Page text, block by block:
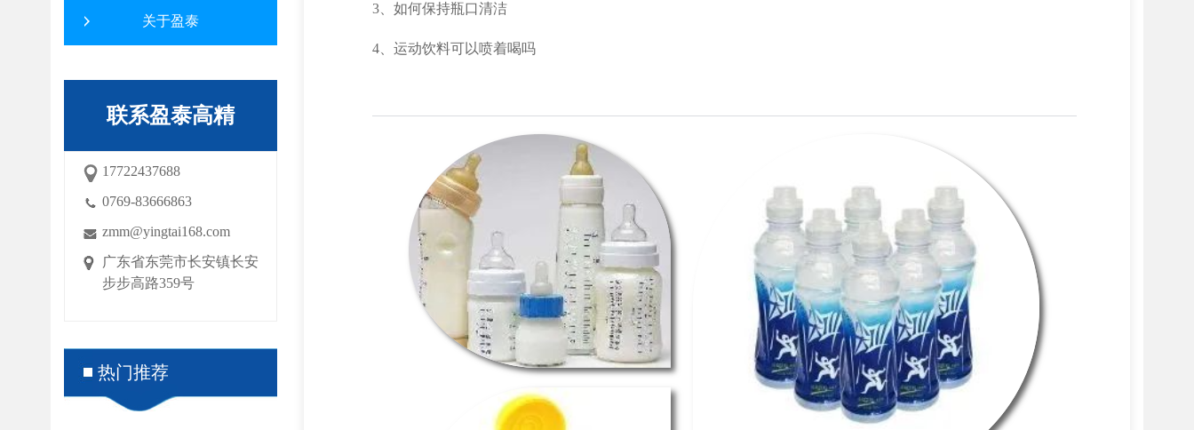
3、如何保持瓶口清洁
4、运动饮料可以喷着喝吗
关于盈泰
联系盈泰高精
17722437688
0769-83666863
zmm@yingtai168.com
广东省东莞市长安镇长安
步步高路359号
热门推荐